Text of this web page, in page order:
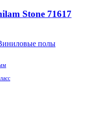
Stone 71617
полы